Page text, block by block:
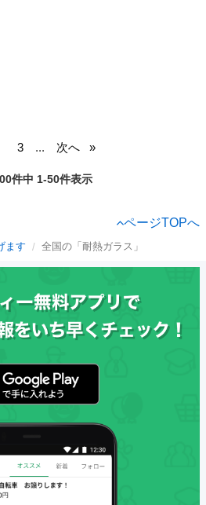
3 ... 次へ
件中 1-50件表示
ページTOPへ
ます 全国の「耐熱ガラス」